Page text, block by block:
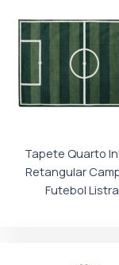
Tapete Quarto
Retangular
Futebol